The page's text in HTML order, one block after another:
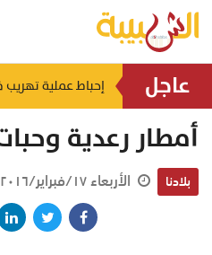
عاجل
أمطار رعدية
بلادنا الأربعاء ١٧/فبراير/٢٠١٦ ٠١:٤٥ ص